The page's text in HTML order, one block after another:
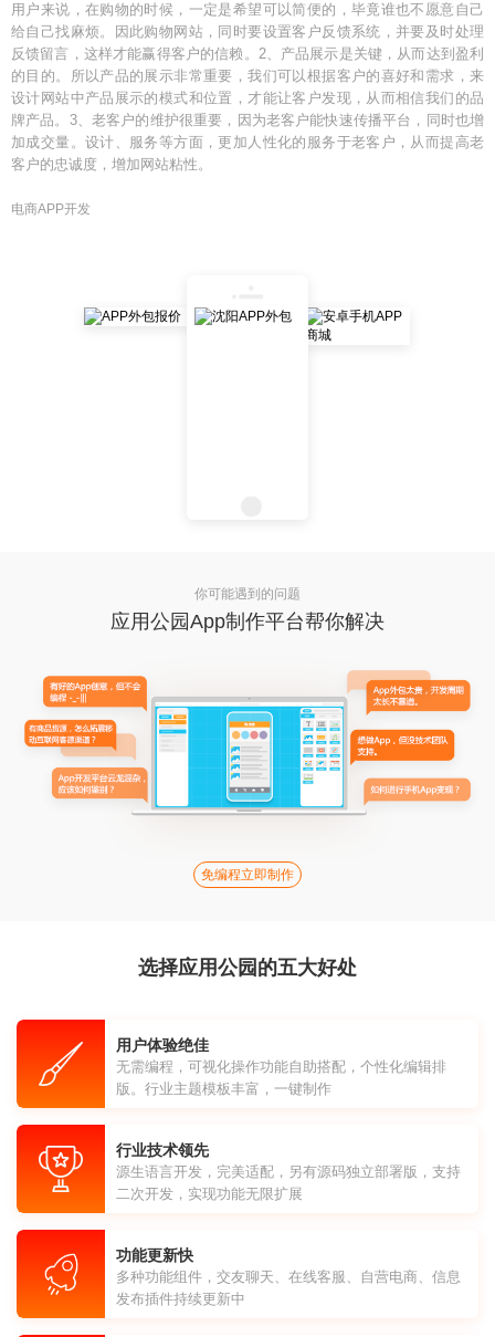
用户来说，在购物的时候，一定是希望可以简便的，毕竟谁也不愿意自己
给自己找麻烦。因此购物网站，同时要设置客户反馈系统，并要及时处理
反馈留言，这样才能赢得客户的信赖。2、产品展示是关键，从而达到盈利
的目的。所以产品的展示非常重要，我们可以根据客户的喜好和需求，来
设计网站中产品展示的模式和位置，才能让客户发现，从而相信我们的品
牌产品。3、老客户的维护很重要，因为老客户能快速传播平台，同时也增
加成交量。设计、服务等方面，更加人性化的服务于老客户，从而提高老
客户的忠诚度，增加网站粘性。
电商APP开发
你可能遇到的问题
应用公园App制作平台帮你解决
免编程立即制作
选择应用公园的五大好处
用户体验绝佳
无需编程，可视化操作功能自助搭配，个性化编辑排
版。行业主题模板丰富，一键制作
行业技术领先
源生语言开发，完美适配，另有源码独立部署版，支持
二次开发，实现功能无限扩展
功能更新快
多种功能组件，交友聊天、在线客服、自营电商、信息
发布插件持续更新中